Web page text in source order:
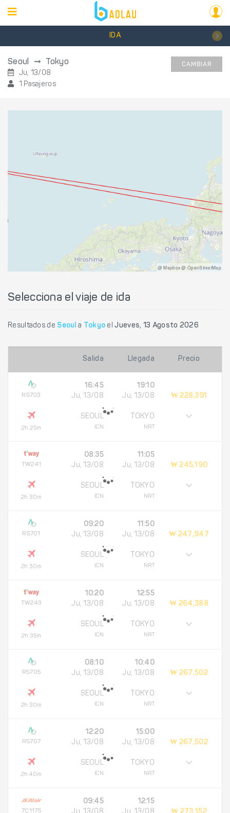
IDA
Seoul Tokyo
Ju, 13/08
1 Pasajeros
CAMBIAR
@ Mapbox @ OpenStreetMap
Selecciona el viaje de ida
Resultados de Seoul a Tokyo elJueves, 13 Agosto 2026
Salida Llegada Precio
RS703
2h 25m
16:45
Ju, 13/08
SEOUL
ICN
19:10
Ju, 13/08
TOKYO
NRT
₩ 228,391
TW241
2h 30m
08:35
Ju, 13/08
SEOUL
ICN
11:05
Ju, 13/08
TOKYO
NRT
₩ 245,190
RS701
2h 30m
09:20
Ju, 13/08
SEOUL
ICN
11:50
Ju, 13/08
TOKYO
NRT
₩ 247,947
TW243
2h 35m
10:20
Ju, 13/08
SEOUL
ICN
12:55
Ju, 13/08
TOKYO
NRT
₩ 264,388
RS705
2h 30m
08:10
Ju, 13/08
SEOUL
ICN
10:40
Ju, 13/08
TOKYO
NRT
₩ 267,502
RS707
2h 40m
12:20
Ju, 13/08
SEOUL
ICN
15:00
Ju, 13/08
TOKYO
NRT
₩ 267,502
7C1175
09:45
12:15